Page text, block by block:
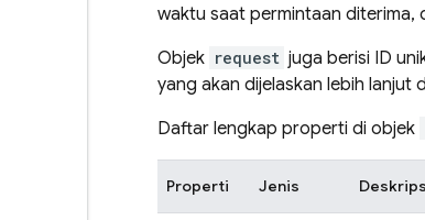
waktu saat permintaan diterima,
Objek request juga berisi ID
yang akan dijelaskan lebih lanjut
Daftar lengkap properti di objek
Properti Jenis